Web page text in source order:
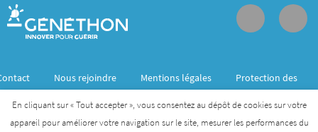
Nous rejoindre Mentions légales
Protection des
En cliquant sur « Tout accepter », vous consentez au dépôt de cookies sur votre
appareil pour améliorer votre navigation sur le site, mesurer les performances du